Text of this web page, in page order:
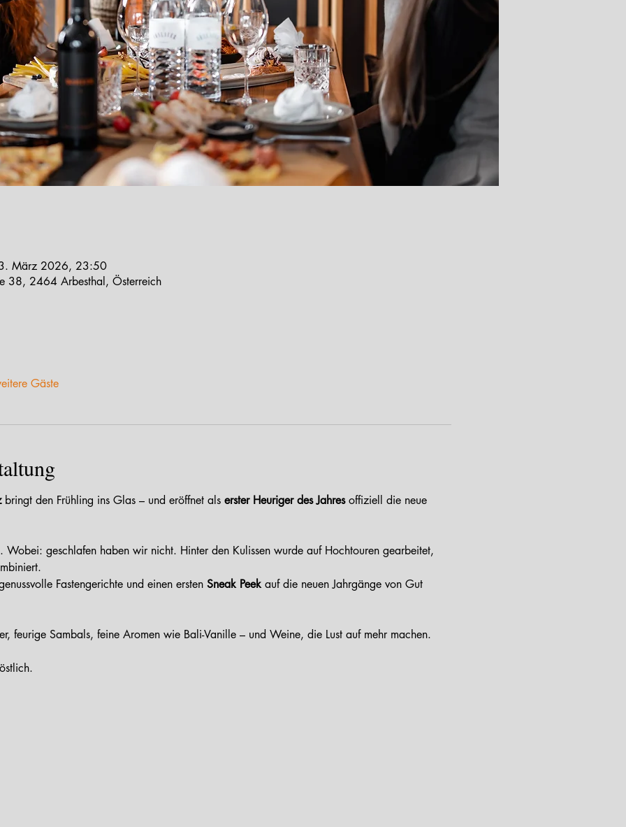
März 2026, 23:50
38, 2464 Arbesthal, Österreich
Gäste
bringt den Frühling ins Glas – und eröffnet als erster Heuriger des Jahres offiziell die neue
Fastengerichte und einen ersten Sneak Peek auf die neuen Jahrgänge von Gut
feurige Sambals, feine Aromen wie Bali-Vanille – und Weine, die Lust auf mehr machen.